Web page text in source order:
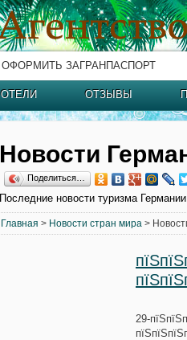
ОФОРМИТЬ ЗАГРАНПАСПОРТ
ОТЕЛИ ОТЗЫВЫ
Новости
Поделиться…
Последние новости туризма
Главная > Новости стран мира >
29-